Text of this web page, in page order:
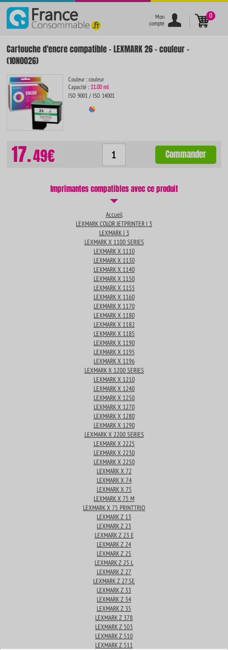
}
Mon
compte
0
Cartouche d'encre compatible - LEXMARK 26 - couleur -
(10N0026)
Couleur : couleur
Capacité : 11.00 ml
ISO 9001 / ISO 14001
17.49€ Commander
Imprimantes compatibles avec ce produit
Accueil
LEXMARK COLOR JETPRINTER I 3
LEXMARK I 3
LEXMARK X 1100 SERIES
LEXMARK X 1110
LEXMARK X 1130
LEXMARK X 1140
LEXMARK X 1150
LEXMARK X 1155
LEXMARK X 1160
LEXMARK X 1170
LEXMARK X 1180
LEXMARK X 1182
LEXMARK X 1185
LEXMARK X 1190
LEXMARK X 1195
LEXMARK X 1196
LEXMARK X 1200 SERIES
LEXMARK X 1210
LEXMARK X 1240
LEXMARK X 1250
LEXMARK X 1270
LEXMARK X 1280
LEXMARK X 1290
LEXMARK X 2200 SERIES
LEXMARK X 2225
LEXMARK X 2230
LEXMARK X 2250
LEXMARK X 72
LEXMARK X 74
LEXMARK X 75
LEXMARK X 75 M
LEXMARK X 75 PRINTTRIO
LEXMARK Z 13
LEXMARK Z 23
LEXMARK Z 23 E
LEXMARK Z 24
LEXMARK Z 25
LEXMARK Z 25 L
LEXMARK Z 27
LEXMARK Z 27 SE
LEXMARK Z 33
LEXMARK Z 34
LEXMARK Z 35
LEXMARK Z 378
LEXMARK Z 503
LEXMARK Z 510
LEXMARK Z 511